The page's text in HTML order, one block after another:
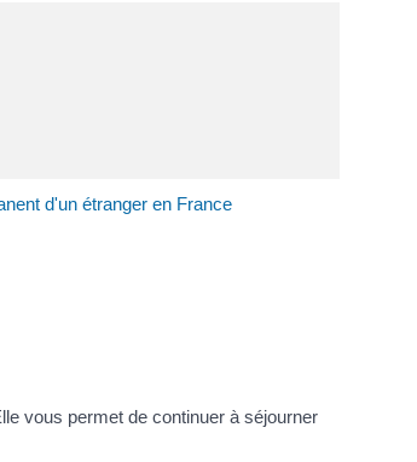
d'un étranger en France
vous permet de continuer à séjourner